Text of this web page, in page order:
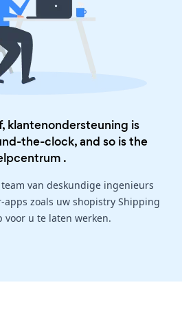
klantenondersteuning is
the-clock, and so is the
.
van deskundige ingenieurs
zoals uw shopistry Shipping
voor u te laten werken.